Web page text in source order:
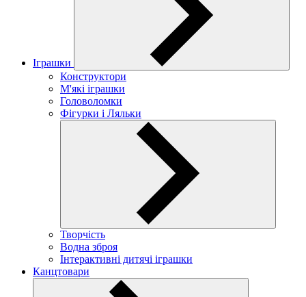
Іграшки
Конструктори
М'які іграшки
Головоломки
Фігурки і Ляльки
Творчість
Водна зброя
Інтерактивні дитячі іграшки
Канцтовари